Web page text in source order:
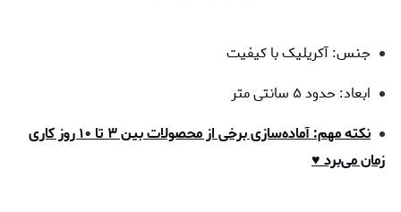
جنس: آکریلیک با کیفیت
ابعاد: حدود ۵ سانتی متر
نکته مهم: آماده‌سازی برخی از محصولات بین ۳ تا ۱۰ روز کاری
زمان می‌برد ♥